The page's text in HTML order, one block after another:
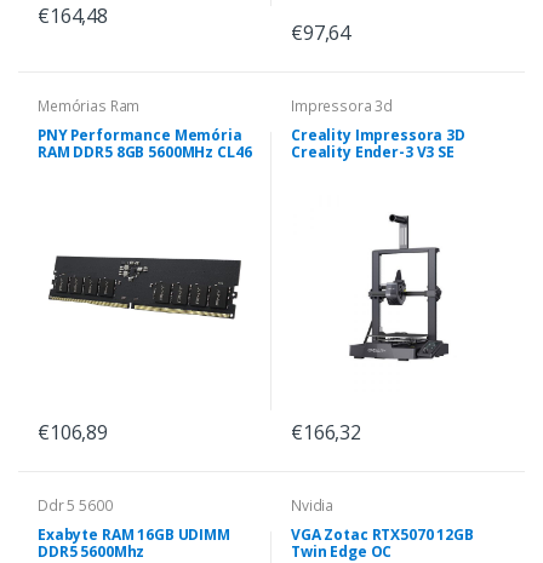
€164,48
€97,64
Memórias Ram
PNY Performance Memória
RAM DDR5 8GB 5600MHz CL46
€106,89
Impressora 3d
Creality Impressora 3D
Creality Ender-3 V3 SE
€166,32
Ddr 5 5600
Exabyte RAM 16GB UDIMM
DDR5 5600Mhz
Nvidia
VGA Zotac RTX5070 12GB
Twin Edge OC